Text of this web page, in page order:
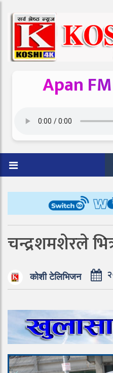
Apan
चन्द्रशमशेरले
कोशी टेलिभिजन